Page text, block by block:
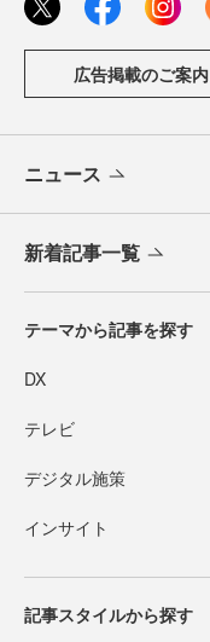
広告掲載のご案内
ニュース
新着記事一覧
テーマから記事を探す
DX
テレビ
デジタル施策
インサイト
記事スタイルから探す